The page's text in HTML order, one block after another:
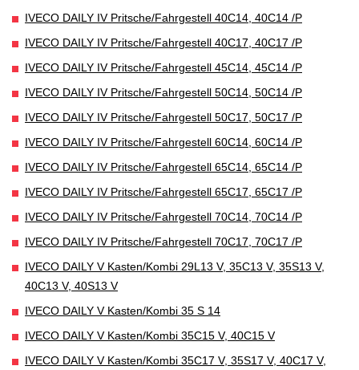
IVECO DAILY IV Pritsche/Fahrgestell 40C14, 40C14 /P
IVECO DAILY IV Pritsche/Fahrgestell 40C17, 40C17 /P
IVECO DAILY IV Pritsche/Fahrgestell 45C14, 45C14 /P
IVECO DAILY IV Pritsche/Fahrgestell 50C14, 50C14 /P
IVECO DAILY IV Pritsche/Fahrgestell 50C17, 50C17 /P
IVECO DAILY IV Pritsche/Fahrgestell 60C14, 60C14 /P
IVECO DAILY IV Pritsche/Fahrgestell 65C14, 65C14 /P
IVECO DAILY IV Pritsche/Fahrgestell 65C17, 65C17 /P
IVECO DAILY IV Pritsche/Fahrgestell 70C14, 70C14 /P
IVECO DAILY IV Pritsche/Fahrgestell 70C17, 70C17 /P
IVECO DAILY V Kasten/Kombi 29L13 V, 35C13 V, 35S13 V,
40C13 V, 40S13 V
IVECO DAILY V Kasten/Kombi 35 S 14
IVECO DAILY V Kasten/Kombi 35C15 V, 40C15 V
IVECO DAILY V Kasten/Kombi 35C17 V, 35S17 V, 40C17 V,